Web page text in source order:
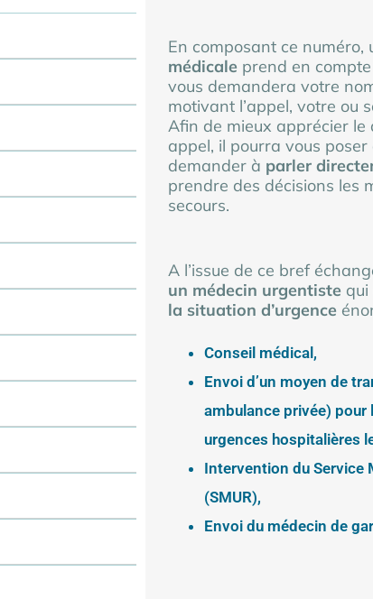
En composant ce numéro,
médicale prend en
vous demandera votre
motivant l’appel, votre ou
Afin de mieux apprécier le
appel, il pourra vous
demander à parler
prendre des décisions les
secours.
A l’issue de ce bref
un médecin urgentiste
la situation d’urgence
Conseil médical,
Envoi d’un moyen de
ambulance privée)
urgences hospitalières
Intervention du Service
(SMUR),
Envoi du médecin de